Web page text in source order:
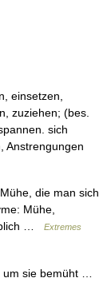
einsetzen,
zuziehen; (bes.
sich
Anstrengungen
die man sich
Mühe,
…
Extremes
um sie bemüht …